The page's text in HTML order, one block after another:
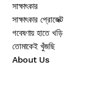
সাক্ষাৎকার
সাক্ষাৎকার প্রোজেক্ট
গবেষণায় হাতে খড়ি
তোমাকেই খুঁজছি
About Us